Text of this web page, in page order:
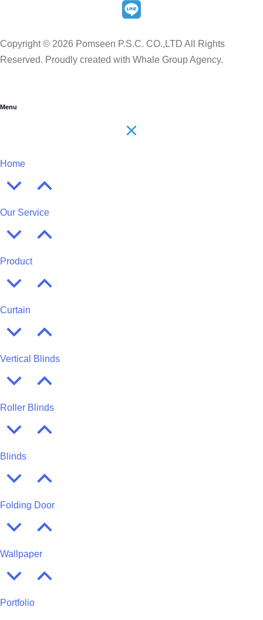
Copyright © 2026 Pomseen P.S.C. CO.,LTD All Rights
Reserved. Proudly created with Whale Group Agency.
Menu
Home
Our Service
Product
Curtain
Vertical Blinds
Roller Blinds
Blinds
Folding Door
Wallpaper
Portfolio